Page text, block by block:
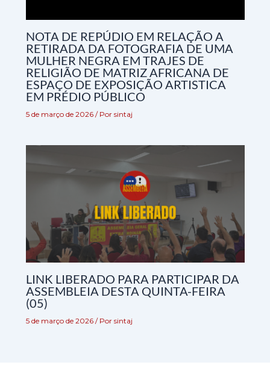
NOTA DE REPÚDIO EM RELAÇÃO A
RETIRADA DA FOTOGRAFIA DE UMA
MULHER NEGRA EM TRAJES DE
RELIGIÃO DE MATRIZ AFRICANA DE
ESPAÇO DE EXPOSIÇÃO ARTISTICA
EM PRÉDIO PÚBLICO
5 de março de 2026 / Por sintaj
LINK LIBERADO PARA PARTICIPAR DA
ASSEMBLEIA DESTA QUINTA-FEIRA
(05)
5 de março de 2026 / Por sintaj